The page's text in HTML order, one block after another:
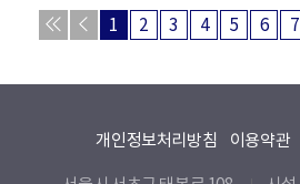
1 2 3 4 5 6 7
개인정보처리방침 이용약관